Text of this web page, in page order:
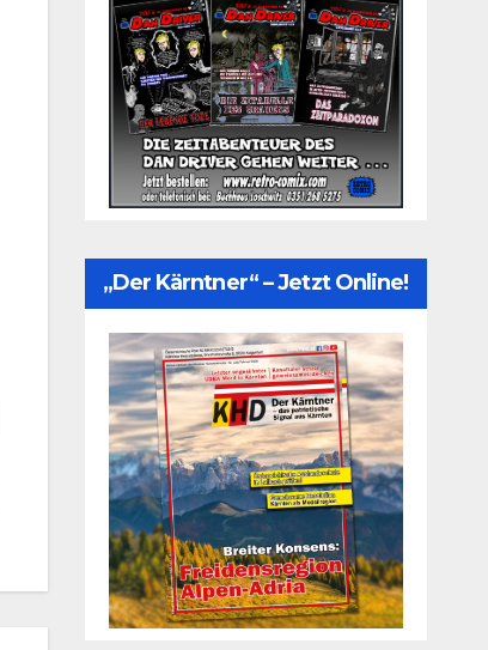
„Der Kärntner“ – Jetzt Online!